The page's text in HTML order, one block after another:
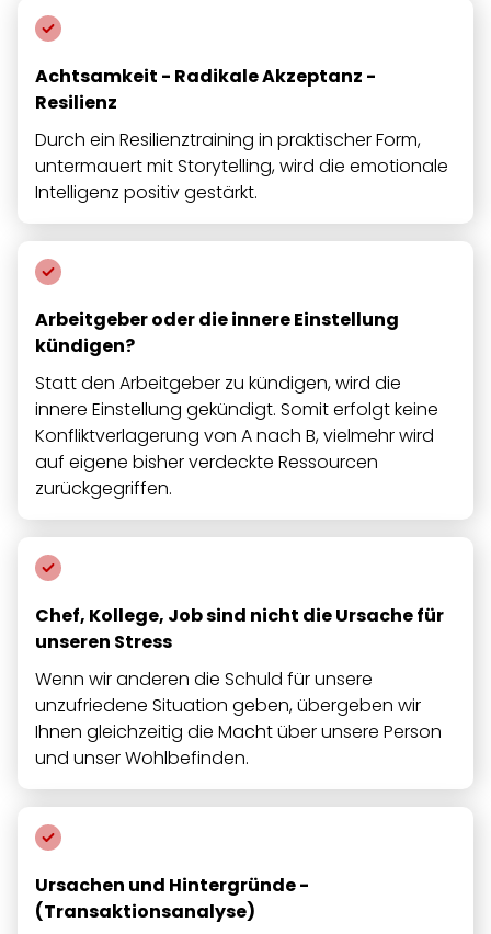
Achtsamkeit - Radikale Akzeptanz -
Resilienz
Durch ein Resilienztraining in praktischer Form,
untermauert mit Storytelling, wird die emotionale
Intelligenz positiv gestärkt.
Arbeitgeber oder die innere Einstellung
kündigen?
Statt den Arbeitgeber zu kündigen, wird die
innere Einstellung gekündigt. Somit erfolgt keine
Konfliktverlagerung von A nach B, vielmehr wird
auf eigene bisher verdeckte Ressourcen
zurückgegriffen.
Chef, Kollege, Job sind nicht die Ursache für
unseren Stress
Wenn wir anderen die Schuld für unsere
unzufriedene Situation geben, übergeben wir
Ihnen gleichzeitig die Macht über unsere Person
und unser Wohlbefinden.
Ursachen und Hintergründe -
(Transaktionsanalyse)